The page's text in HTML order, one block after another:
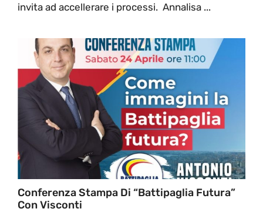
invita ad accellerare i processi. Annalisa ...
Conferenza Stampa Di “Battipaglia Futura”
Con Visconti